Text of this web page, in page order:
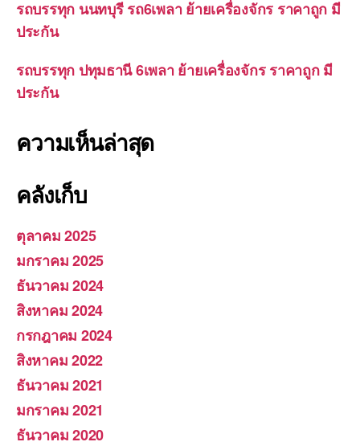
รถบรรทุก นนทบุรี รถ6เพลา ย้ายเครื่องจักร ราคาถูก มี
ประกัน
รถบรรทุก ปทุมธานี 6เพลา ย้ายเครื่องจักร ราคาถูก มี
ประกัน
ความเห็นล่าสุด
คลังเก็บ
ตุลาคม 2025
มกราคม 2025
ธันวาคม 2024
สิงหาคม 2024
กรกฎาคม 2024
สิงหาคม 2022
ธันวาคม 2021
มกราคม 2021
ธันวาคม 2020